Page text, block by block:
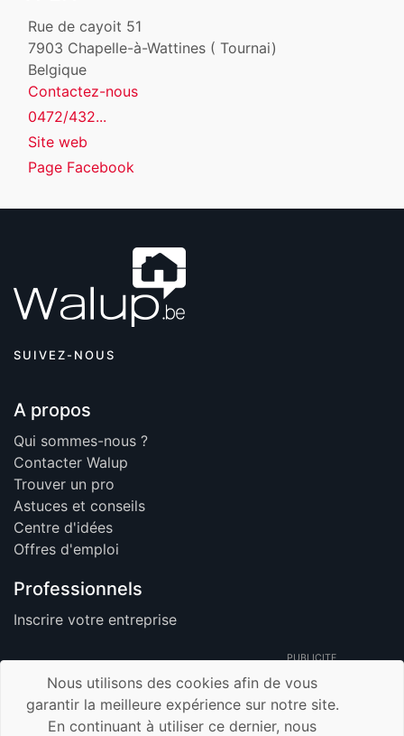
Rue de cayoit 51
7903 Chapelle-à-Wattines ( Tournai)
Belgique
Contactez-nous
0472/432...
Site web
Page Facebook
SUIVEZ-NOUS
A propos
Qui sommes-nous ?
Contacter Walup
Trouver un pro
Astuces et conseils
Centre d'idées
Offres d'emploi
Professionnels
Inscrire votre entreprise
PUBLICITE
© 2026 Walup.be - Tous Droits Réservés -
Nous utilisons des cookies afin de vous
garantir la meilleure expérience sur notre site.
En continuant à utiliser ce dernier, nous